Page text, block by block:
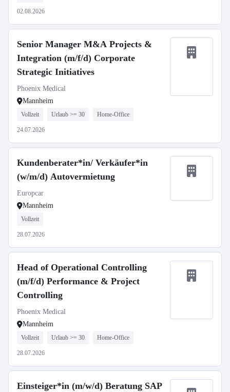
02.08.2026
Senior Manager M&A Projects &
Integration (m/f/d) Corporate
Strategic Initiatives
Phoenix Medical
Mannheim
Vollzeit Urlaub >= 30 Home-Office
24.07.2026
Kundenberater*in/ Verkäufer*in
(w/m/d) Autovermietung
Europcar
Mannheim
Vollzeit
28.07.2026
Head of Operational Controlling
(m/f/d) Performance & Project
Controlling
Phoenix Medical
Mannheim
Vollzeit Urlaub >= 30 Home-Office
28.07.2026
Einsteiger*in (m/w/d) Beratung SAP